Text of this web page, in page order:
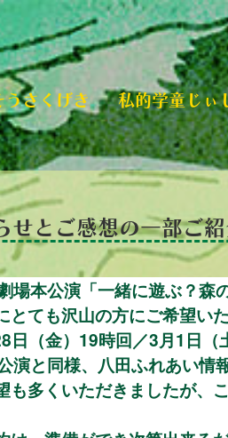
うさくげき 私的学童じぃ
せとご感想の一部ご
場本公演「一緒に遊ぶ？森
とても沢山の方にご希望い
（金）19時回／3月1日（
演と同様、八田ふれあい情
も多くいただきましたが、